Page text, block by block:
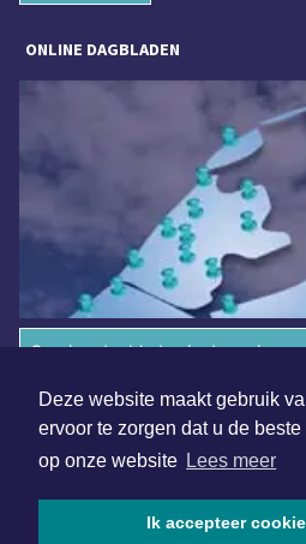
Deze website maakt gebruik
ervoor te zorgen dat u de
op onze website Lees meer
Ik accepteer
ONLINE DAGBLADEN
Overige dagbladen in de regio
Algemene voorwaarden
Disclaimer